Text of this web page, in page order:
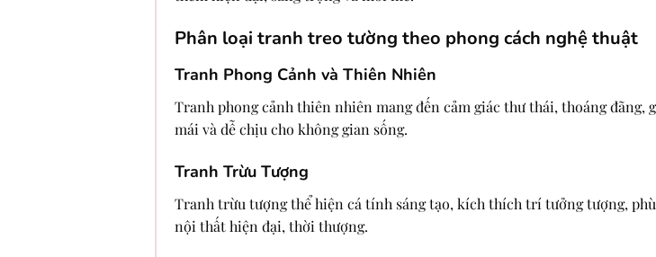
Phân loại tranh treo tường theo phong cách nghệ thuật
Tranh Phong Cảnh và Thiên Nhiên
Tranh phong cảnh thiên nhiên mang đến cảm giác thư thái, thoáng đãng,
mái và dễ chịu cho không gian sống.
Tranh Trừu Tượng
Tranh trừu tượng thể hiện cá tính sáng tạo, kích thích trí tưởng tượng,
nội thất hiện đại, thời thượng.